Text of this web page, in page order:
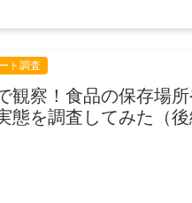
観察！食品の保存場
態を調査してみた（後
ト調査